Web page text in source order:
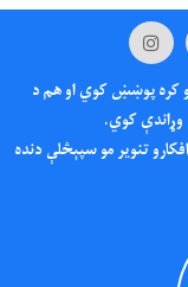
کره پوښښ کوي او هم د
وړاندې کوي.
تنویر مو سپېڅلې دنده